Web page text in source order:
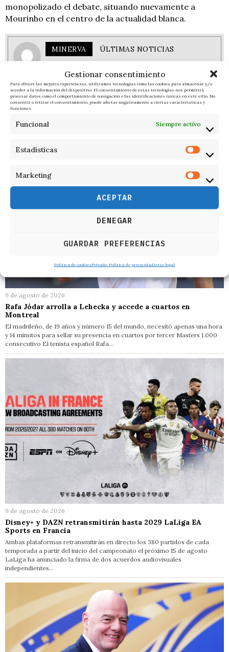
Gestionar consentimiento
Para ofrecer las mejores experiencias, utilizamos tecnologías como las cookies para almacenar y/o
acceder a la información del dispositivo. El consentimiento de estas tecnologías nos permitirá
procesar datos como el comportamiento de navegación o las identificaciones únicas en este sitio. No
consentir o retirar el consentimiento, puede afectar negativamente a ciertas características y
funciones.
Funcional Siempre activo
Estadísticas
Marketing
ACEPTAR
DENEGAR
GUARDAR PREFERENCIAS
Política de cookiesPrivado: Política de privacidadAviso legal
monopolizado el debate, situando nuevamente a
Mourinho en el centro de la actualidad blanca.
MINERVA ÚLTIMAS NOTICIAS
RELACIONADOS
9 de agosto de 2026
Rafa Jódar arrolla a Lehecka y accede a cuartos en
Montreal
El madrileño, de 19 años y número 15 del mundo, necesitó apenas una hora
y 14 minutos para sellar su presencia en cuartos por tercer Masters 1.000
consecutivo El tenista español Rafa…
9 de agosto de 2026
Disney+ y DAZN retransmitirán hasta 2029 LaLiga EA
Sports en Francia
Ambas plataformas retransmitirán en directo los 380 partidos de cada
temporada a partir del inicio del campeonato el próximo 15 de agosto
LaLiga ha anunciado la firma de dos acuerdos audiovisuales
independientes…